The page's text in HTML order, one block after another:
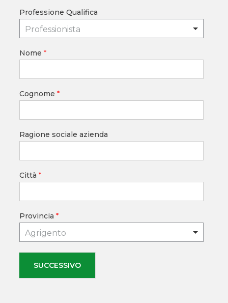
Professione Qualifica
Professionista
Nome *
Cognome *
Ragione sociale azienda
Città *
Provincia *
Agrigento
SUCCESSIVO